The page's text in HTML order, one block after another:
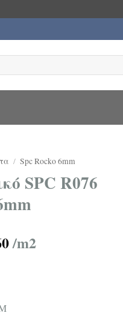
/ Spc Rocko 6mm
SPC R076
/m2